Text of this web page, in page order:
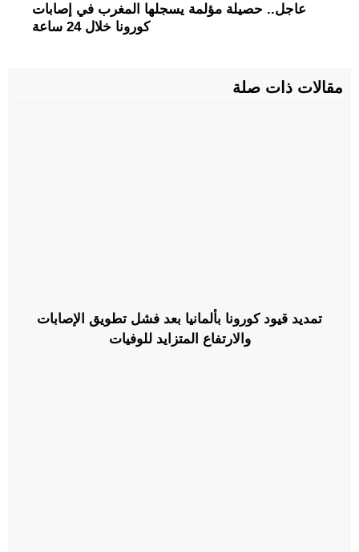
عاجل.. حصيلة مؤلمة يسجلها المغرب في إصابات
كورونا خلال 24 ساعة
مقالات ذات صلة
تمديد قيود كورونا بألمانيا بعد فشل تطويق الإصابات
والارتفاع المتزايد للوفيات